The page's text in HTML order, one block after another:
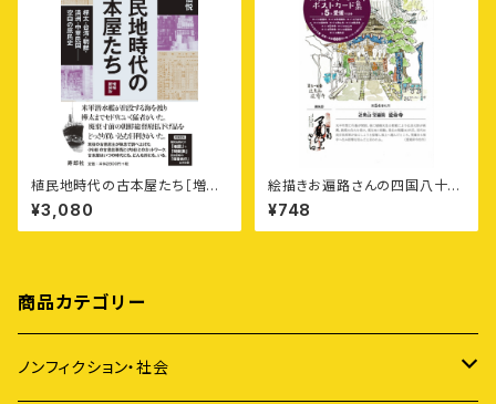
植民地時代の古本屋たち［増補
新装版］樺太・台湾・朝鮮・満洲・
中華民国⸺空白の庶民史
¥3,080
絵描きお遍路さんの四国八十八
カ所御朱印付きポストカード集
〈第5集〉愛媛11カ寺
¥748
商品カテゴリー
ノンフィクション・社会